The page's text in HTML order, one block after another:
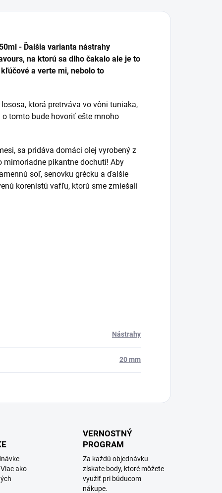
- Ďalšia varianta nástrahy
na ktorú sa dlho čakalo ale je to
a verte mi, nebolo to
ktorá pretrváva vo vôni tuniaka,
tomto bude hovoriť ešte mnoho
sa pridáva domáci olej vyrobený z
mimoriadne pikantne dochutí! Aby
soľ, senovku grécku a ďalšie
korenistú vafľu, ktorú sme zmiešali
Nástrahy
20 mm
ako
VERNOSTNÝ
PROGRAM
Za každú objednávku
získate body, ktoré môžete
využiť pri búducom
nákupe.